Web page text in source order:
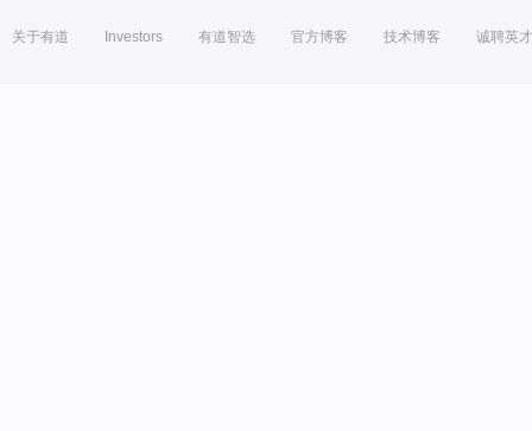
关于有道 Investors 有道智选 官方博客 技术博客 诚聘英才